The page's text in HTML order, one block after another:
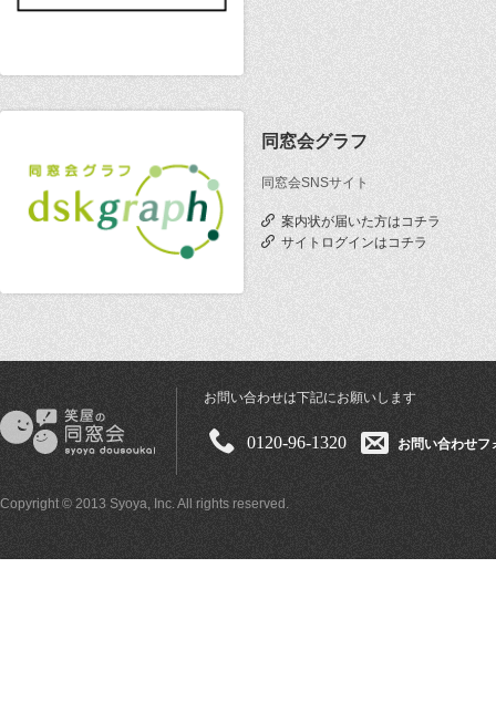
同窓会グラフ
同窓会SNSサイト
案内状が届いた方はコチラ
サイトログインはコチラ
お問い合わせは下記にお願いします
0120-96-1320 お問い合わせフ
Copyright © 2013 Syoya, Inc. All rights reserved.